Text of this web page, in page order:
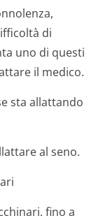
di
uno di questi
il medico.
sta allattando
al seno.
fino a